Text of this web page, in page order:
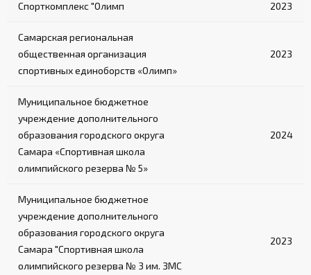
Спорткомплекс "Олимп 2023
Самарская региональная
общественная организация
спортивных единоборств «Олимп»
2023
Муниципальное бюджетное
учреждение дополнительного
образования городского округа
Самара «Спортивная школа
олимпийского резерва № 5»
2024
Муниципальное бюджетное
учреждение дополнительного
образования городского округа
Самара "Спортивная школа
олимпийского резерва № 3 им. ЗМС
2023